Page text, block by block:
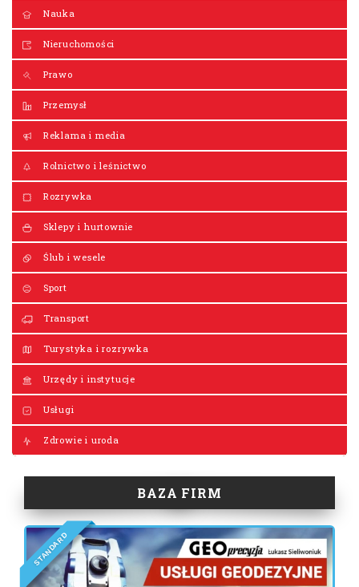
Nauka
Nieruchomości
Prawo
Przemysł
Reklama i media
Rolnictwo i leśnictwo
Rozrywka
Sklepy i hurtownie
Ślub i wesele
Sport
Transport
Turystyka i rozrywka
Urzędy i instytucje
Usługi
Zdrowie i uroda
BAZA FIRM
STANDARD